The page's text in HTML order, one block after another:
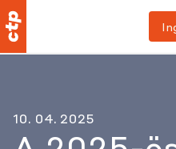
10. 04. 2025